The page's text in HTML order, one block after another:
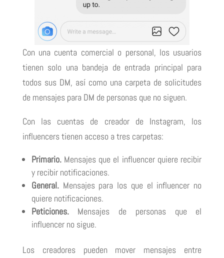
Con una cuenta comercial o personal, los usuarios
tienen solo una bandeja de entrada principal para
todos sus DM, así como una carpeta de solicitudes
de mensajes para DM de personas que no siguen.
Con las cuentas de creador de Instagram, los
influencers tienen acceso a tres carpetas:
Primario. Mensajes que el influencer quiere recibir
y recibir notificaciones.
General. Mensajes para los que el influencer no
quiere notificaciones.
Peticiones.
Mensajes de personas que el
influencer no sigue.
Los creadores pueden mover mensajes entre